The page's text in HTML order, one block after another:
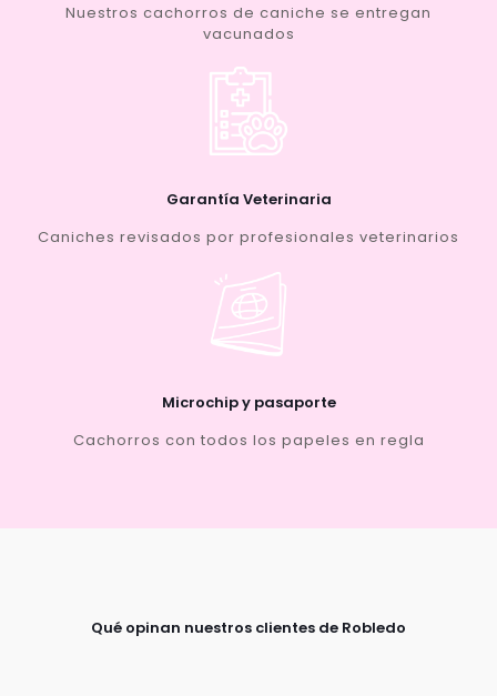
Nuestros cachorros de caniche se entregan
vacunados
Garantía Veterinaria
Caniches revisados por profesionales veterinarios
Microchip y pasaporte
Cachorros con todos los papeles en regla
Qué opinan nuestros clientes de Robledo